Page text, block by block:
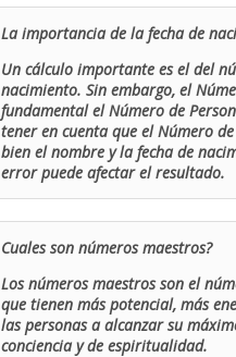
La importancia de la fecha de
Un cálculo importante es el del
nacimiento. Sin embargo, el
fundamental el Número de
tener en cuenta que el Número
bien el nombre y la fecha de
error puede afectar el resultado.
Cuales son números maestros?
Los números maestros son el
que tienen más potencial, más
las personas a alcanzar su
conciencia y de espiritualidad.